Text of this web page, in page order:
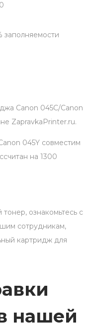
заполняемости
Canon 045C/Canon
ZapravkaPrinter.ru.
045Y совместим
на 1300
ознакомьтесь с
сотрудникам,
картридж для
нашей